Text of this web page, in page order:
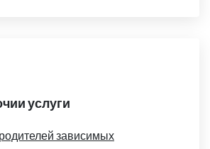
услуги
зависимых